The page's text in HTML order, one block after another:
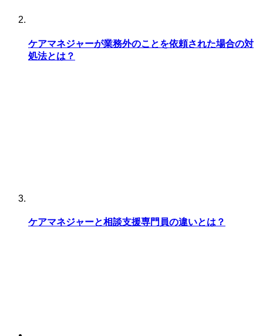
ケアマネジャーが業務外のことを依頼された場合の対
処法とは？
ケアマネジャーと相談支援専門員の違いとは？